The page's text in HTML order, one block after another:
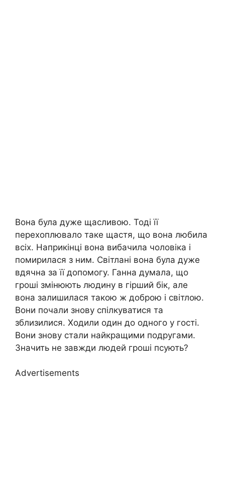
Вона була дуже щасливою. Тоді її
перехоплювало таке щастя, що вона любила
всіх. Наприкінці вона вибачила чоловіка і
помирилася з ним. Світлані вона була дуже
вдячна за її допомогу. Ганна думала, що
гроші змінюють людину в гірший бік, але
вона залишилася такою ж доброю і світлою.
Вони почали знову спілкуватися та
зблизилися. Ходили один до одного у гості.
Вони знову стали найкращими подругами.
Значить не завжди людей гроші псують?
Advertisements